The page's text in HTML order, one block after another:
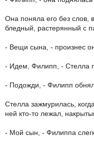
Она поняла его без слов,
бледный, растерянный с
- Вещи сына, - произнес
- Идем, Филипп, - Стелла
- Подожди, - Филипп
Стелла зажмурилась,
ней кто-то лежал,
- Мой сын, - Филиппа